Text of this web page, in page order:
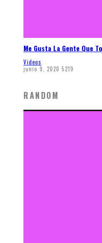
Me Gusta La Gente Que
Videos
junio 9, 2020 5219
RANDOM